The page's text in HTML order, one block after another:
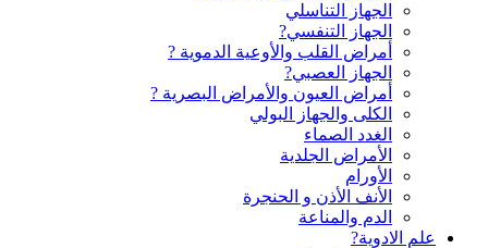
الجهاز التناسلي
الجهاز التنفسي?
أمراض القلب والأوعية الدموية ?
الجهاز العصبي?
أمراض العيون والأمراض البصرية ?️
الكلى والجهاز البولي
الغدد الصماء
الأمراض الجلدية
الأورام
الأنف الأذن و الحنجرة
الدم والمناعة
علم الادوية?